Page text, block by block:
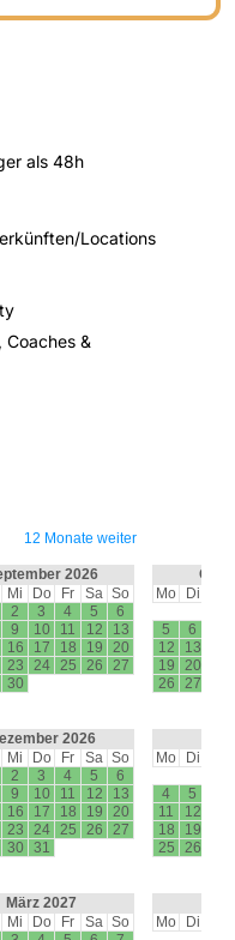
als 48h
Locations
Coaches &